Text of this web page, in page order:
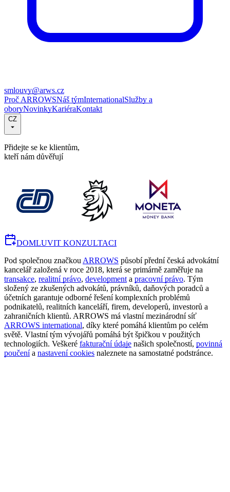
smlouvy@arws.cz
Proč ARROWSNáš týmInternationalSlužby a
oboryNovinkyKariéraKontakt
CZ
Přidejte se ke klientům,
kteří nám důvěřují
DOMLUVIT KONZULTACI
Pod společnou značkou ARROWS působí přední česká advokátní
kancelář založená v roce 2018, která se primárně zaměřuje na
transakce, realitní právo, development a pracovní právo. Tým
složený ze zkušených advokátů, právníků, daňových poradců a
účetních garantuje odborné řešení komplexních problémů
podnikatelů, realitních kanceláří, firem, developerů, investorů a
zahraničních klientů. ARROWS má vlastní mezinárodní síť
ARROWS international, díky které pomáhá klientům po celém
světě. Vlastní tým vývojářů pomáhá být špičkou v použitých
technologiích. Veškeré fakturační údaje našich společností, povinná
poučenía nastavení cookies naleznete na samostatné podstránce.